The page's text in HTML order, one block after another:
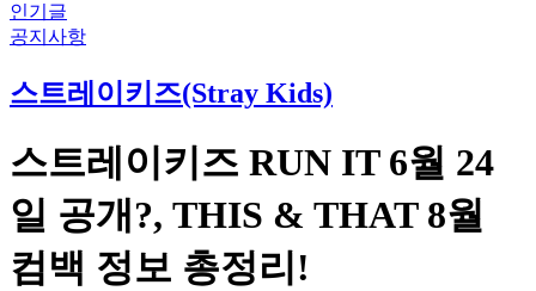
인기글
공지사항
스트레이키즈(Stray Kids)
스트레이키즈 RUN IT 6월 24
일 공개?, THIS & THAT 8월
컴백 정보 총정리!